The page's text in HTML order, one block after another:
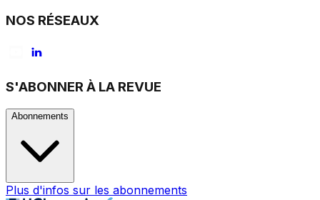
NOS RÉSEAUX
S'ABONNER À LA REVUE
Abonnements
Plus d'infos sur les abonnements